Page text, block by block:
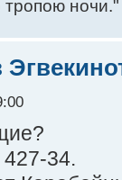
тропою ночи."
427-34.